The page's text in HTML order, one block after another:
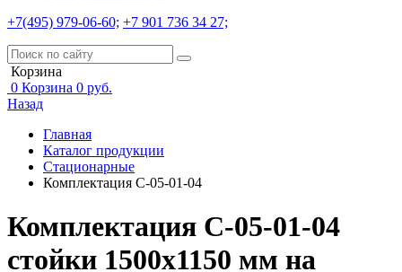
+7(495) 979-06-60; +7 901 736 34 27;
Корзина
0 Корзина 0 руб.
Назад
Главная
Каталог продукции
Стационарные
Комплектация С-05-01-04
Комплектация С-05-01-04
стойки 1500х1150 мм на